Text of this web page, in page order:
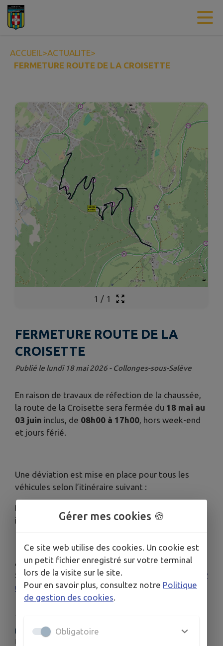
Contenu
ACCUEIL>ACTUALITE>
FERMETURE ROUTE DE LA CROISETTE
1 / 1
FERMETURE ROUTE DE LA
CROISETTE
Publié le lundi 18 mai 2026 - Collonges-sous-Salève
En raison de travaux de réfection de la chaussée,
la route de la Croisette sera fermée du 18 mai au
03 juin inclus, de 08h00 à 17h00 , hors week-end
et jours férié.
Une déviation est mise en place pour tous les
véhicules selon l’itinéraire suivant :
D145 => D1201 => D223 => D341 puis D41A et
inversement.
Arrêté départemental
:
https://www.inforoute74.fr/mod_turbolead/getv
ue.php/25708_view.pdf
HORAIRES
Du 18 mai au 03 juin
Gérer mes cookies 🍪
Ce site web utilise des cookies. Un cookie est
un petit fichier enregistré sur votre terminal
lors de la visite sur le site.
Pour en savoir plus, consultez notre Politique
de gestion des cookies
Obligatoire